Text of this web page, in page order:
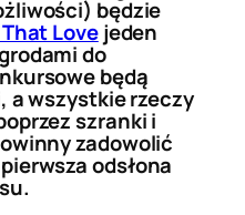
będzie
Lovejeden
do
będą
a wszystkie rzeczy
szranki i
zadowolić
odsłona